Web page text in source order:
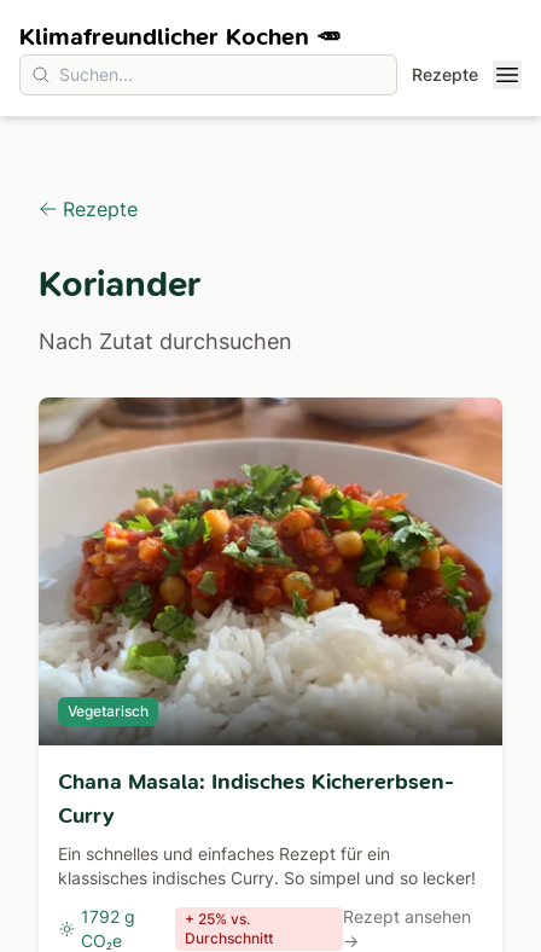
Rezepte
Klimafreundlicher Kochen 🥕
Rezepte
Koriander
Nach Zutat durchsuchen
Vegetarisch
Chana Masala: Indisches Kichererbsen-
Curry
Ein schnelles und einfaches Rezept für ein
klassisches indisches Curry. So simpel und so lecker!
1792 g
CO₂e
+ 25% vs.
Durchschnitt
Rezept ansehen
→